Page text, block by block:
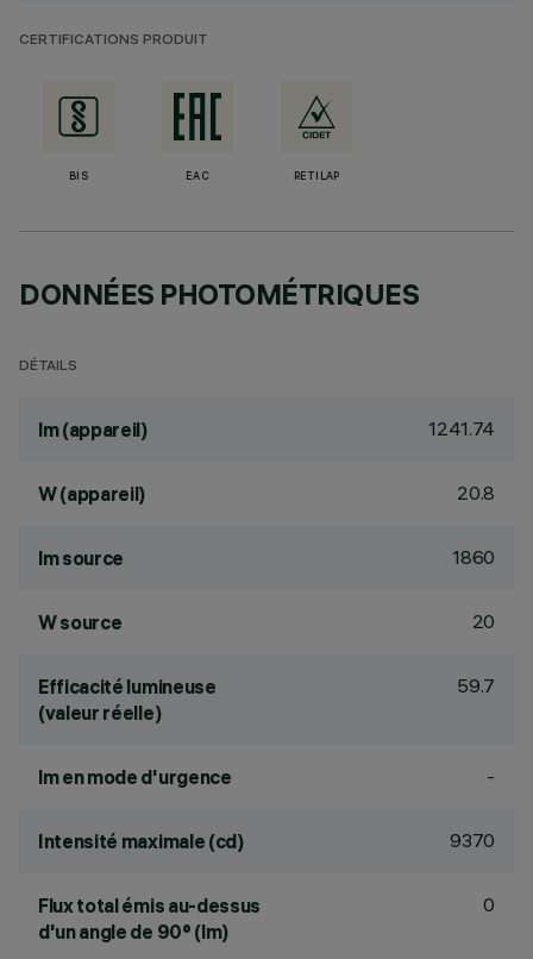
CERTIFICATIONS PRODUIT
BIS EAC RETILAP
DONNÉES PHOTOMÉTRIQUES
DÉTAILS
lm (appareil) 1241.74
W (appareil) 20.8
lm source 1860
W source 20
Efficacité lumineuse
(valeur réelle)
59.7
lm en mode d'urgence -
Intensité maximale (cd) 9370
Flux total émis au-dessus
d'un angle de 90° (lm)
0